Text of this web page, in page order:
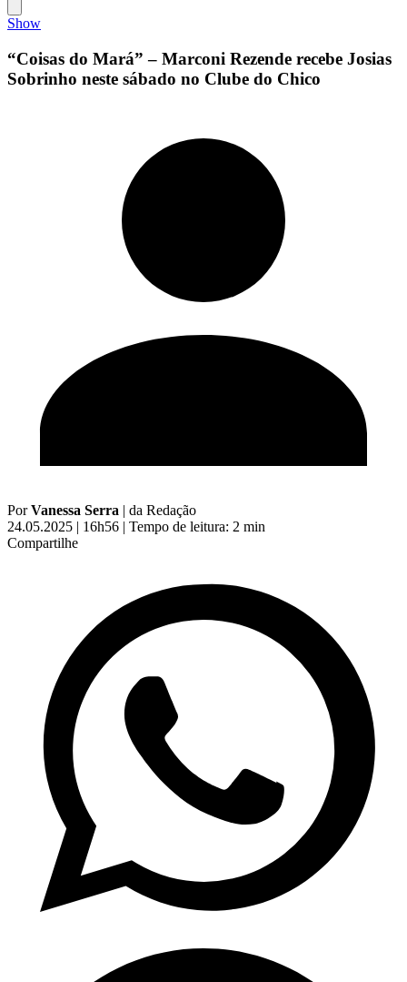
Show
“Coisas do Mará” – Marconi Rezende recebe Josias
Sobrinho neste sábado no Clube do Chico
PorVanessa Serra | da Redação
24.05.2025 | 16h56 | Tempo de leitura: 2 min
Compartilhe